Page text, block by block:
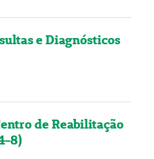
e Diagnósticos
de Reabilitação
8)